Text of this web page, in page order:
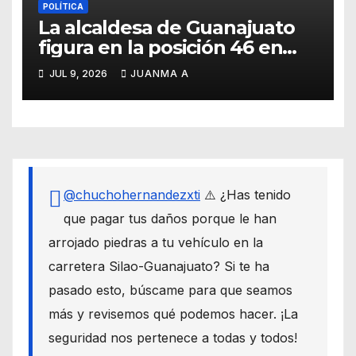
POLÍTICA
La alcaldesa de Guanajuato
figura en la posición 46 en
ranking nacional
JUL 9, 2026 JUANMA A
@chuchohernandezxti ⚠️ ¿Has tenido
que pagar tus daños porque le han
arrojado piedras a tu vehículo en la
carretera Silao-Guanajuato? Si te ha
pasado esto, búscame para que seamos
más y revisemos qué podemos hacer. ¡La
seguridad nos pertenece a todas y todos!